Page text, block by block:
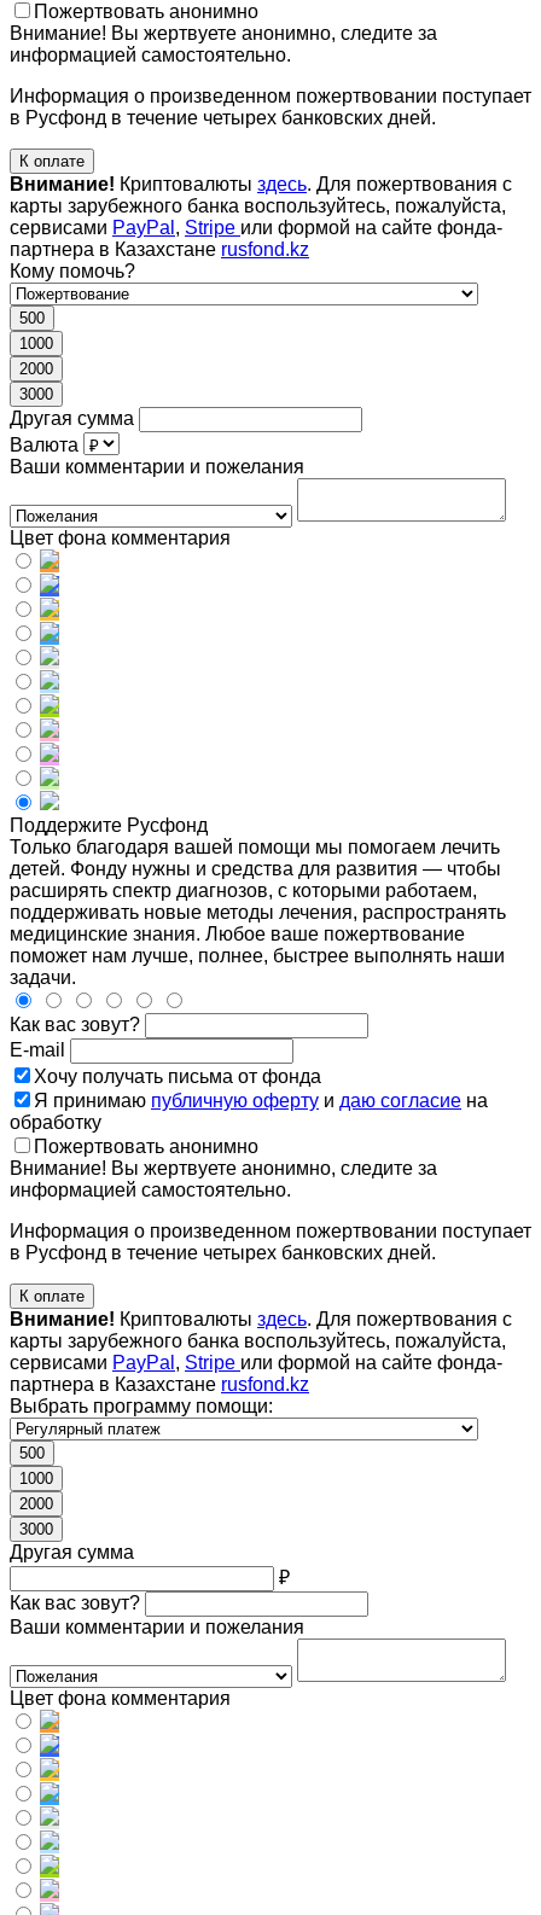
Пожертвовать анонимно
Внимание! Вы жертвуете анонимно, следите за
информацией самостоятельно.
Информация о произведенном пожертвовании поступает
в Русфонд в течение четырех банковских дней.
К оплате
Внимание! Криптовалюты здесь. Для пожертвования с
карты зарубежного банка воспользуйтесь, пожалуйста,
сервисами PayPal , Stripe или формой на сайте фонда-
партнера в Казахстане rusfond.kz
Кому помочь?
500
1000
2000
3000
Другая сумма
Валюта
Ваши комментарии и пожелания
Цвет фона комментария
Поддержите Русфонд
Только благодаря вашей помощи мы помогаем лечить
детей. Фонду нужны и средства для развития — чтобы
расширять спектр диагнозов, с которыми работаем,
поддерживать новые методы лечения, распространять
медицинские знания. Любое ваше пожертвование
поможет нам лучше, полнее, быстрее выполнять наши
задачи.
Как вас зовут?
E-mail
Хочу получать письма от фонда
Я принимаю публичную оферту и даю согласие на
обработку
Пожертвовать анонимно
Внимание! Вы жертвуете анонимно, следите за
информацией самостоятельно.
Информация о произведенном пожертвовании поступает
в Русфонд в течение четырех банковских дней.
К оплате
Внимание! Криптовалюты здесь. Для пожертвования с
карты зарубежного банка воспользуйтесь, пожалуйста,
сервисами PayPal , Stripe или формой на сайте фонда-
партнера в Казахстане rusfond.kz
Выбрать программу помощи:
500
1000
2000
3000
Другая сумма
₽
Как вас зовут?
Ваши комментарии и пожелания
Цвет фона комментария